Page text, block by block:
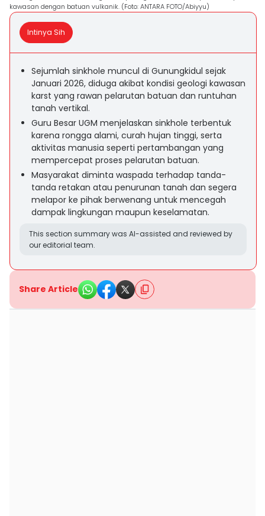
kawasan dengan batuan vulkanik. (Foto: ANTARA FOTO/Abiyyu)
Intinya Sih
Sejumlah sinkhole muncul di Gunungkidul sejak
Januari 2026, diduga akibat kondisi geologi kawasan
karst yang rawan pelarutan batuan dan runtuhan
tanah vertikal.
Guru Besar UGM menjelaskan sinkhole terbentuk
karena rongga alami, curah hujan tinggi, serta
aktivitas manusia seperti pertambangan yang
mempercepat proses pelarutan batuan.
Masyarakat diminta waspada terhadap tanda-
tanda retakan atau penurunan tanah dan segera
melapor ke pihak berwenang untuk mencegah
dampak lingkungan maupun keselamatan.
This section summary was AI-assisted and reviewed by
our editorial team.
Share Article